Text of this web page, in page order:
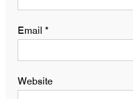
Email *
Website